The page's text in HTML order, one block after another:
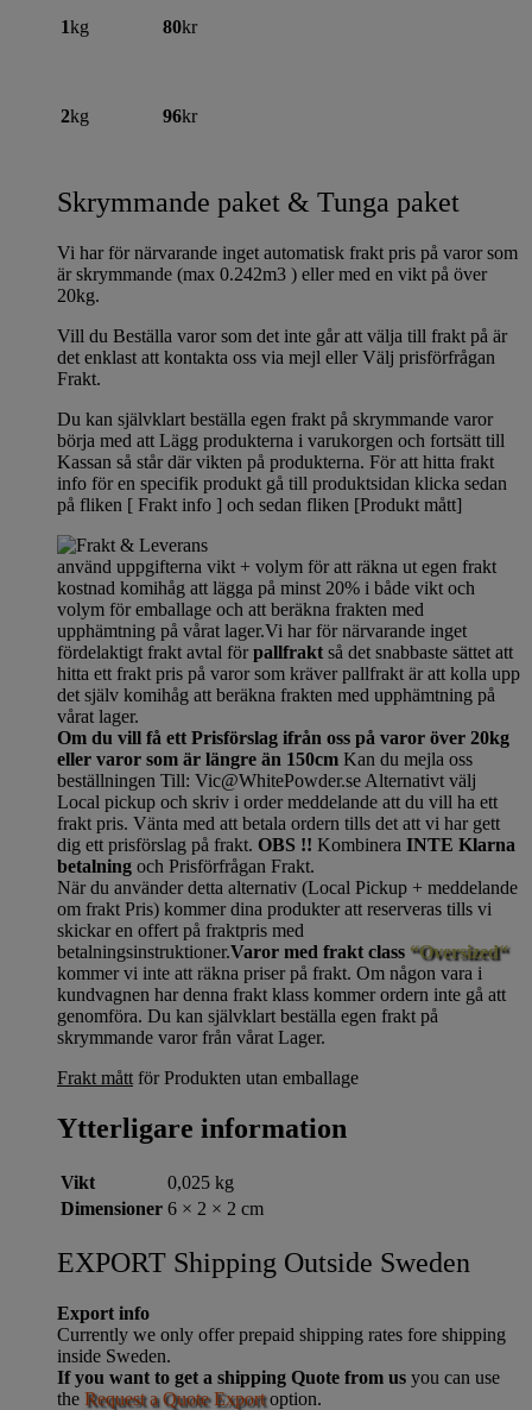
1kg 80kr
2kg 96kr
Skrymmande paket & Tunga paket
Vi har för närvarande inget automatisk frakt pris på varor som
är skrymmande (max 0.242m3 ) eller med en vikt på över
20kg.
Vill du Beställa varor som det inte går att välja till frakt på är
det enklast att kontakta oss via mejl eller Välj prisförfrågan
Frakt.
Du kan självklart beställa egen frakt på skrymmande varor
börja med att Lägg produkterna i varukorgen och fortsätt till
Kassan så står där vikten på produkterna. För att hitta frakt
info för en specifik produkt gå till produktsidan klicka sedan
på fliken [ Frakt info ] och sedan fliken [Produkt mått]
använd uppgifterna vikt + volym för att räkna ut egen frakt
kostnad komihåg att lägga på minst 20% i både vikt och
volym för emballage och att beräkna frakten med
upphämtning på vårat lager.Vi har för närvarande inget
fördelaktigt frakt avtal förpallfrakt så det snabbaste sättet att
hitta ett frakt pris på varor som kräver pallfrakt är att kolla upp
det själv komihåg att beräkna frakten med upphämtning på
vårat lager.
Om du vill få ett Prisförslag ifrån oss på varor över 20kg
eller varor som är längre än 150cm Kan du mejla oss
beställningen Till: Vic@WhitePowder.se Alternativt välj
Local pickup och skriv i order meddelande att du vill ha ett
frakt pris. Vänta med att betala ordern tills det att vi har gett
dig ett prisförslag på frakt. OBS !! Kombinera INTE Klarna
betalning och Prisförfrågan Frakt.
När du använder detta alternativ (Local Pickup + meddelande
om frakt Pris) kommer dina produkter att reserveras tills vi
skickar en offert på fraktpris med
betalningsinstruktioner.Varor med frakt class “Oversized“
kommer vi inte att räkna priser på frakt. Om någon vara i
kundvagnen har denna frakt klass kommer ordern inte gå att
genomföra. Du kan självklart beställa egen frakt på
skrymmande varor från vårat Lager.
Frakt mått för Produkten utan emballage
Ytterligare information
Vikt
0,025 kg
Dimensioner 6 × 2 × 2 cm
EXPORT Shipping Outside Sweden
Export info
Currently we only offer prepaid shipping rates fore shipping
inside Sweden.
If you want to get a shipping Quote from us you can use
the Request a Quote Exportoption.